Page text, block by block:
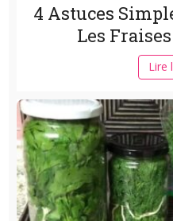
4 Astuces
Les
Lire